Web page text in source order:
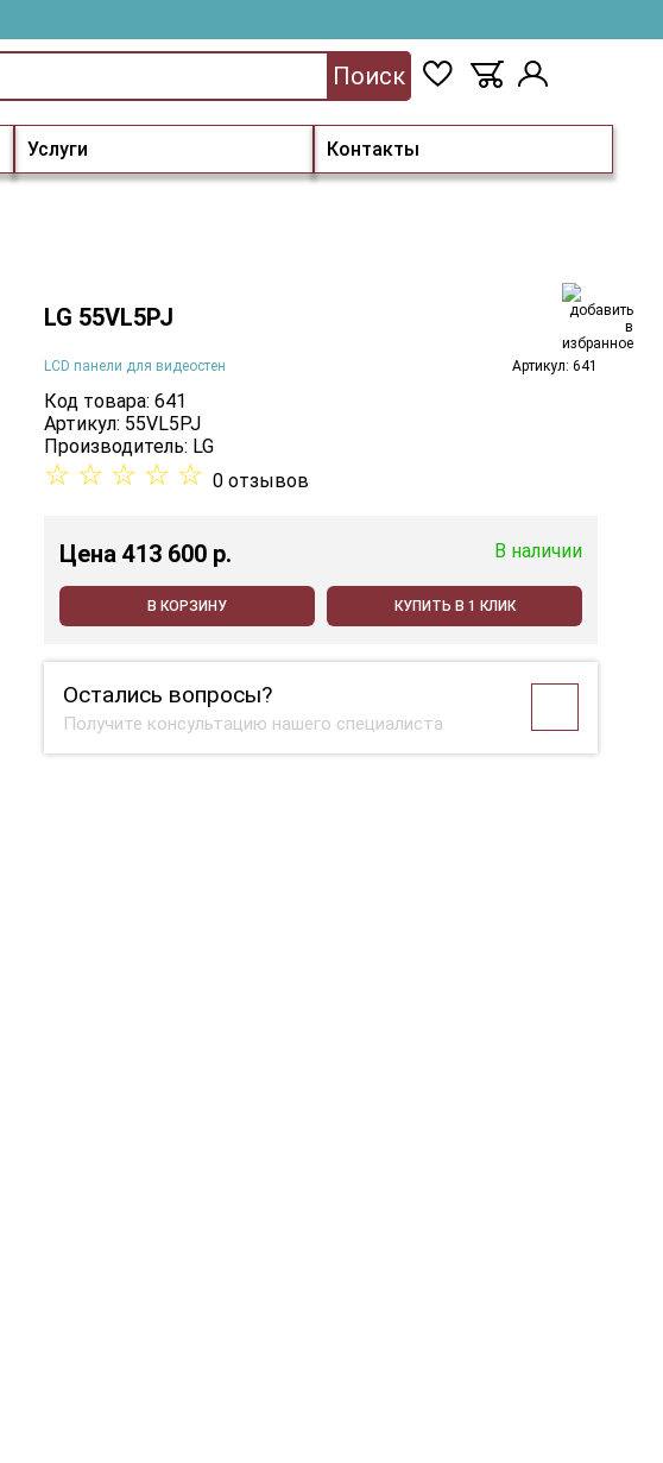
Услуги Контакты
Поиск
LG 55VL5PJ
LCD панели для видеостен Артикул: 641
Код товара: 641
Артикул: 55VL5PJ
Производитель: LG
☆ ☆ ☆ ☆ ☆ 0 отзывов
Цена413 600 p. В наличии
В КОРЗИНУ КУПИТЬ В 1 КЛИК
Остались вопросы?
Получите консультацию нашего специалиста